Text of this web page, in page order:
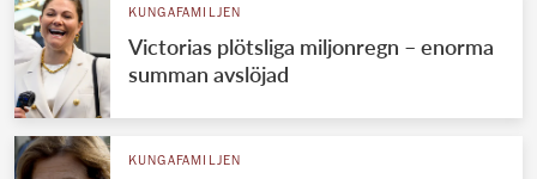
KUNGAFAMILJEN
Victorias plötsliga miljonregn – enorma
summan avslöjad
KUNGAFAMILJEN